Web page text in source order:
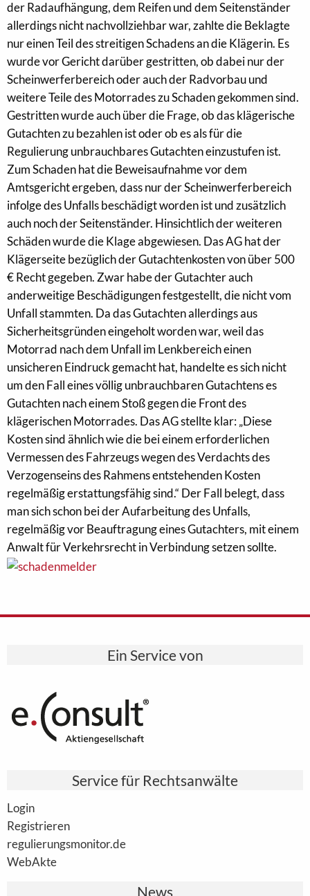
der Radaufhängung, dem Reifen und dem Seitenständer
allerdings nicht nachvollziehbar war, zahlte die Beklagte
nur einen Teil des streitigen Schadens an die Klägerin. Es
wurde vor Gericht darüber gestritten, ob dabei nur der
Scheinwerferbereich oder auch der Radvorbau und
weitere Teile des Motorrades zu Schaden gekommen sind.
Gestritten wurde auch über die Frage, ob das klägerische
Gutachten zu bezahlen ist oder ob es als für die
Regulierung unbrauchbares Gutachten einzustufen ist.
Zum Schaden hat die Beweisaufnahme vor dem
Amtsgericht ergeben, dass nur der Scheinwerferbereich
infolge des Unfalls beschädigt worden ist und zusätzlich
auch noch der Seitenständer. Hinsichtlich der weiteren
Schäden wurde die Klage abgewiesen. Das AG hat der
Klägerseite bezüglich der Gutachtenkosten von über 500
€ Recht gegeben. Zwar habe der Gutachter auch
anderweitige Beschädigungen festgestellt, die nicht vom
Unfall stammten. Da das Gutachten allerdings aus
Sicherheitsgründen eingeholt worden war, weil das
Motorrad nach dem Unfall im Lenkbereich einen
unsicheren Eindruck gemacht hat, handelte es sich nicht
um den Fall eines völlig unbrauchbaren Gutachtens es
Gutachten nach einem Stoß gegen die Front des
klägerischen Motorrades. Das AG stellte klar: „Diese
Kosten sind ähnlich wie die bei einem erforderlichen
Vermessen des Fahrzeugs wegen des Verdachts des
Verzogenseins des Rahmens entstehenden Kosten
regelmäßig erstattungsfähig sind.“ Der Fall belegt, dass
man sich schon bei der Aufarbeitung des Unfalls,
regelmäßig vor Beauftragung eines Gutachters, mit einem
Anwalt für Verkehrsrecht in Verbindung setzen sollte.
Ein Service von
Service für Rechtsanwälte
Login
Registrieren
regulierungsmonitor.de
WebAkte
News